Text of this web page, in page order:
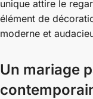
unique attire le
élément de
moderne et
Un mariage